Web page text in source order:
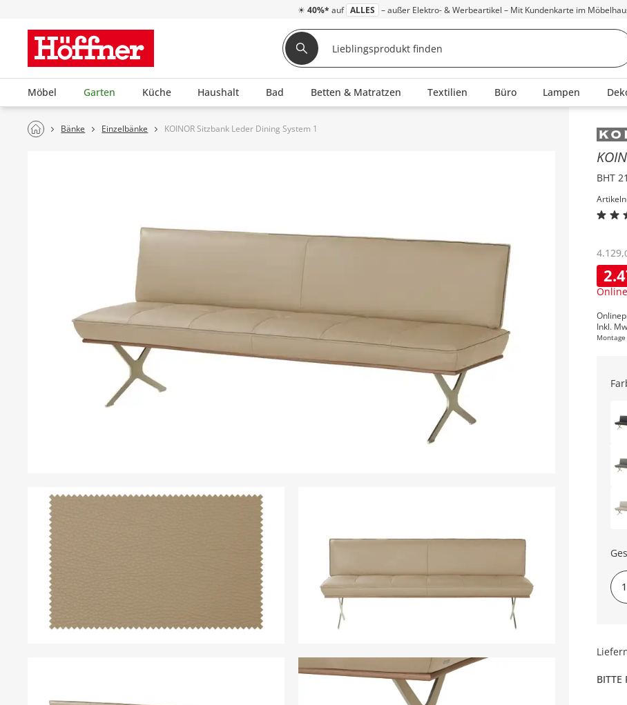
☀ 40%* auf ALLES – außer Elektro- & Werbeartikel – Mit Kundenkarte im
Möbel Garten Küche Haushalt Bad Betten & Matratzen Textilien Büro Lampen
Bänke Einzelbänke KOINOR Sitzbank Leder Dining System 1 Inhalt
BHT
4.129,
Inkl.
BITTE